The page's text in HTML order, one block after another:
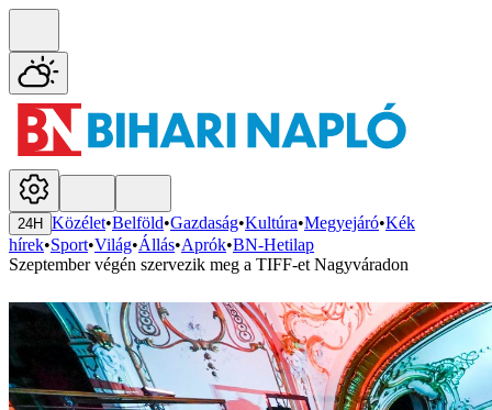
24H Közélet•Belföld•Gazdaság•Kultúra•Megyejáró•Kék
hírek•Sport•Világ•Állás•Aprók•BN-Hetilap
Szeptember végén szervezik meg a TIFF-et Nagyváradon